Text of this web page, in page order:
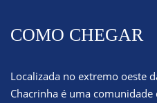
COMO CHEGAR
Localizada no extremo oeste
Chacrinha é uma